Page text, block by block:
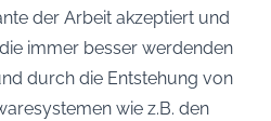
der Arbeit akzeptiert und
immer besser werdenden
durch die Entstehung von
wie z.B. den